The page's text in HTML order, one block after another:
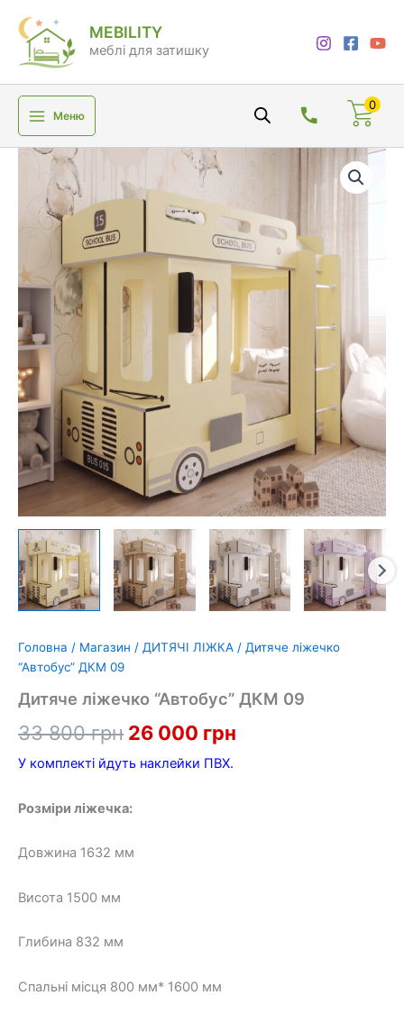
вмісту
MEBILITY
меблі для затишку
Меню
0
Головна / Магазин / ДИТЯЧІ ЛІЖКА / Дитяче ліжечко
“Автобус” ДКМ 09
Дитяче ліжечко “Автобус” ДКМ 09
33 800грн Оригінальна
ціна:
26 000 грн
У комплекті йдуть наклейки ПВХ.
Розміри ліжечка:
Довжина 1632 мм
Висота 1500 мм
Глибина 832 мм
Спальні місця 800 мм* 1600 мм